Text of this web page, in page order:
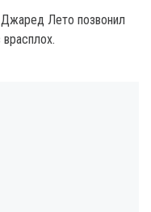
Лето позвонил